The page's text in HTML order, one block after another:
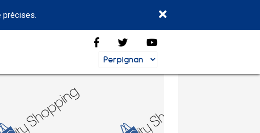
précises.